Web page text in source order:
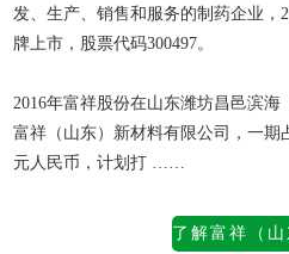
发、生产、销售和服务的制药企业，
牌上市，股票代码300497。
2016年富祥股份在山东潍坊昌邑滨
富祥（山东）新材料有限公司 ，一
元人民币，计划打 ……
了解富祥（